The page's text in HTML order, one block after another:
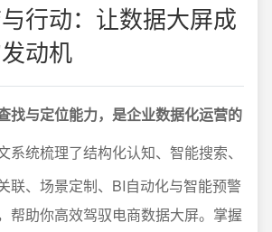
行动：让数据大屏成
动机
找与定位能力，是企业数据化运营的
系统梳理了结构化认知、智能搜索、
联、场景定制、BI自动化与智能预警
帮助你高效驾驭电商数据大屏。掌握